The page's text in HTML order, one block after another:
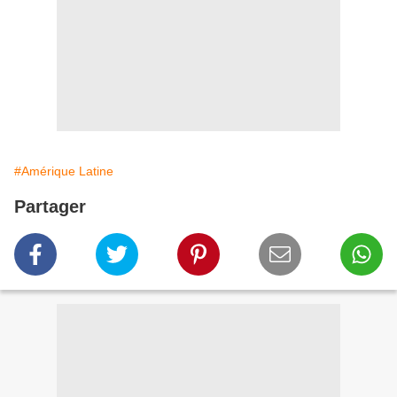
#Amérique Latine
Partager